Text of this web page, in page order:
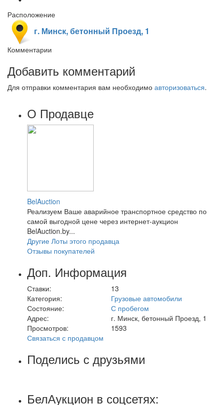
Расположение
г. Минск, бетонный Проезд, 1
Комментарии
Добавить комментарий
Для отправки комментария вам необходимо авторизоваться.
О Продавце
BelAuction
Реализуем Ваше аварийное транспортное средство по
самой выгодной цене через интернет-аукцион
BelAuction.by...
Другие Лоты этого продавца
Отзывы покупателей
Доп. Информация
Ставки:
13
Категория:
Грузовые автомобили
Состояние:
С пробегом
Адрес:
г. Минск, бетонный Проезд, 1
Просмотров:
1593
Связаться с продавцом
Поделись с друзьями
БелАукцион в соцсетях: